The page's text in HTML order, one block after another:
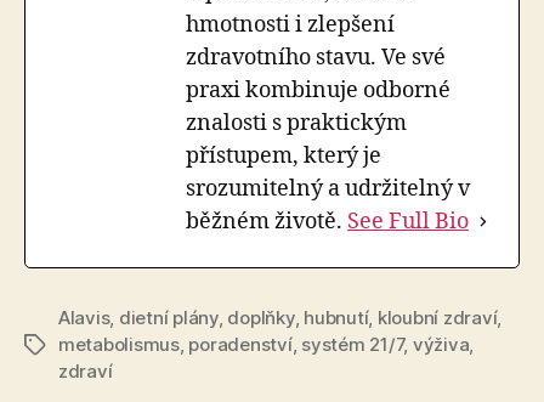
hmotnosti i zlepšení
zdravotního stavu. Ve své
praxi kombinuje odborné
znalosti s praktickým
přístupem, který je
srozumitelný a udržitelný v
běžném životě. See Full Bio
Štítky
Alavis, dietní plány, doplňky, hubnutí, kloubní zdraví,
metabolismus, poradenství, systém 21/7, výživa
zdraví